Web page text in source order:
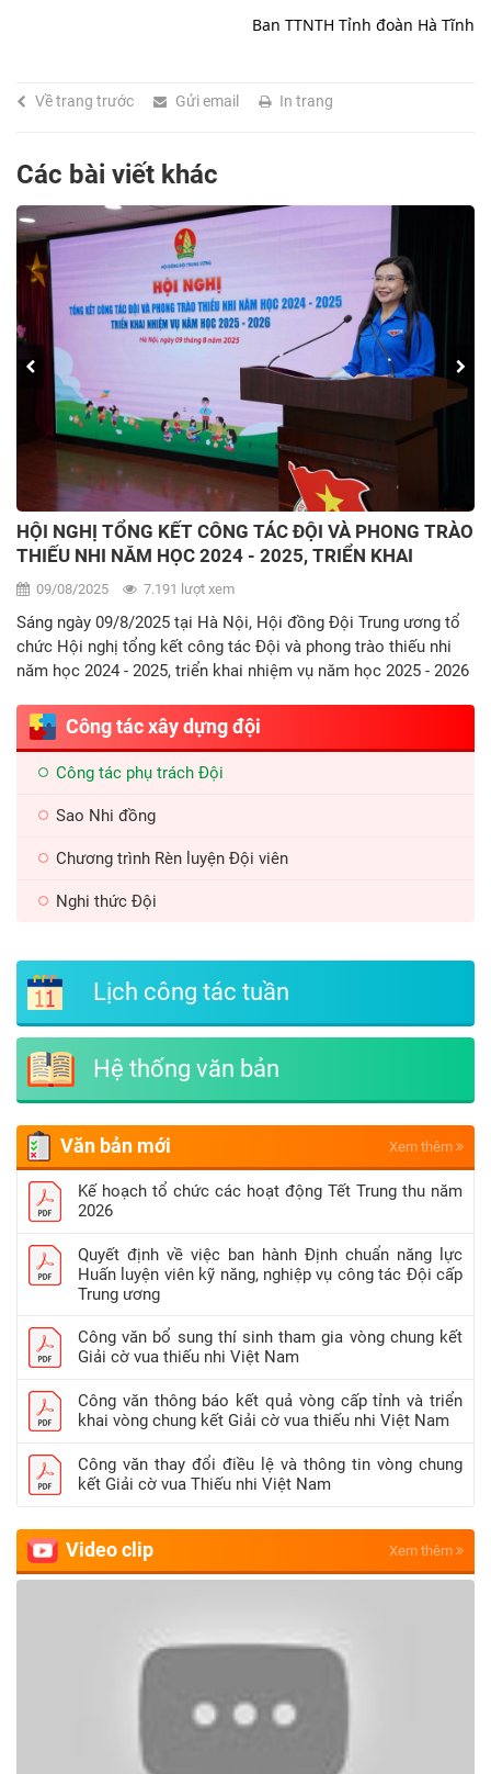
		Ban TTNTH Tỉnh đoàn Hà Tĩnh
Về trang trước Gửi email In trang
Các bài viết khác
XÁC LẬP KỶ LỤC VIỆT NAM VỚI CHỦ ĐỀ “RỰC SÁNG
CỜ HỒNG - VÌ ĐÀN EM THÂN YÊU”
22/06/2025 2.144 lượt xem
Hình ảnh hàng trăm lá cờ đỏ sao vàng tung bay rực rỡ đã tạo
nên một bức tranh sinh động, khơi dậy niềm tự hào dân tộc,
khát vọng cống hiến và tình yêu cháy bỏng dành trọn cho thế
Công tác xây dựng đội
Công tác phụ trách Đội
Sao Nhi đồng
Chương trình Rèn luyện Đội viên
Nghi thức Đội
Lịch công tác tuần
Hệ thống văn bản
Văn bản mới Xem thêm
Kế hoạch tổ chức các hoạt động Tết Trung thu năm
2026
Quyết định về việc ban hành Định chuẩn năng lực
Huấn luyện viên kỹ năng, nghiệp vụ công tác Đội cấp
Trung ương
Công văn bổ sung thí sinh tham gia vòng chung kết
Giải cờ vua thiếu nhi Việt Nam
Công văn thông báo kết quả vòng cấp tỉnh và triển
khai vòng chung kết Giải cờ vua thiếu nhi Việt Nam
Công văn thay đổi điều lệ và thông tin vòng chung
kết Giải cờ vua Thiếu nhi Việt Nam
Video clip Xem thêm